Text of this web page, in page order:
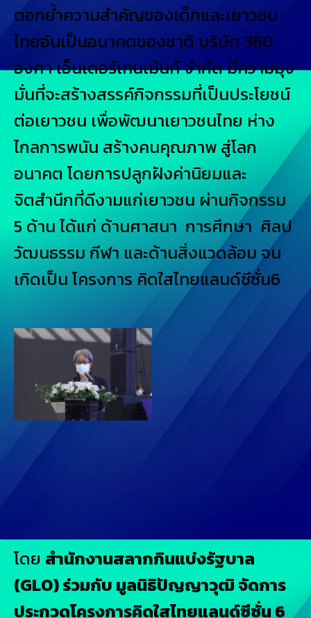
ตอกย้ำความสำคัญของเด็กและเยาวชน
ไทยอันเป็นอนาคตของชาติ บริษัท 360
องศา เอ็นเตอร์เทนเม้นท์ จำกัด มีความมุ่ง
มั่นที่จะสร้างสรรค์กิจกรรมที่เป็นประโยชน์
ต่อเยาวชน เพื่อพัฒนาเยาวชนไทย ห่าง
ไกลการพนัน สร้างคนคุณภาพ สู่โลก
อนาคต โดยการปลูกฝังค่านิยมและ
จิตสำนึกที่ดีงามแก่เยาวชน ผ่านกิจกรรม
5 ด้าน ได้แก่ ด้านศาสนา การศึกษา ศิลป
วัฒนธรรม กีฬา และด้านสิ่งแวดล้อม จน
เกิดเป็น โครงการ คิดใสไทยแลนด์ซีซั่น6
โดย สำนักงานสลากกินแบ่งรัฐบาล
(GLO) ร่วมกับ มูลนิธิปัญญาวุฒิ จัดการ
ประกวดโครงการคิดใสไทยแลนด์ซีซั่น 6